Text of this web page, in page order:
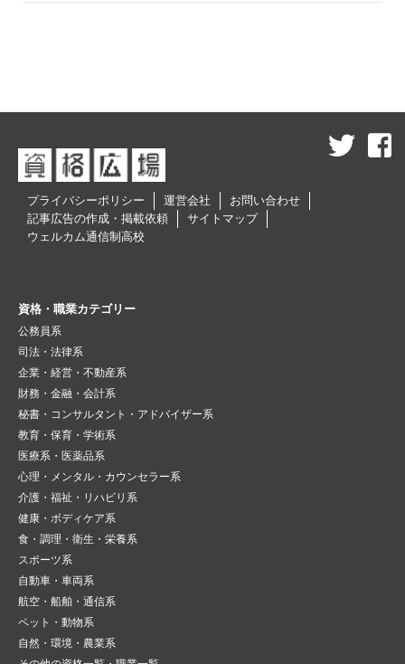
プライバシーポリシー 運営会社
お問い合わせ
記事広告の作成・掲載依頼
サイトマップ
ウェルカム通信制高校
資格・職業カテゴリー
公務員系
司法・法律系
企業・経営・不動産系
財務・金融・会計系
秘書・コンサルタント・アドバイザー系
教育・保育・学術系
医療系・医薬品系
心理・メンタル・カウンセラー系
介護・福祉・リハビリ系
健康・ボディケア系
食・調理・衛生・栄養系
スポーツ系
自動車・車両系
航空・船舶・通信系
ペット・動物系
自然・環境・農業系